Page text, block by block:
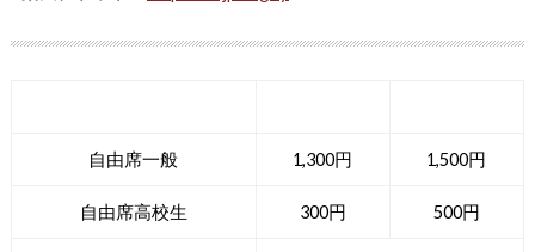
自由席一般 1,300円 1,500円
自由席高校生 300円 500円